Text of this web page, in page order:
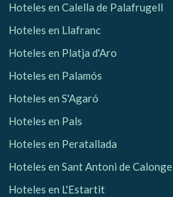
Hoteles en Calella de Palafrugell
Hoteles en Llafranc
Hoteles en Platja d'Aro
Hoteles en Palamós
Hoteles en S'Agaró
Hoteles en Pals
Hoteles en Peratallada
Hoteles en Sant Antoni de Calonge
Hoteles en L'Estartit